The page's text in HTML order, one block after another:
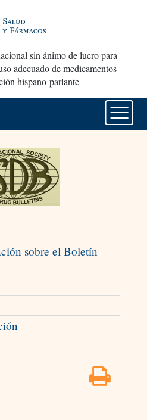
sin ánimo de lucro para
adecuado de medicamentos
hispano-parlante
sobre el Boletín